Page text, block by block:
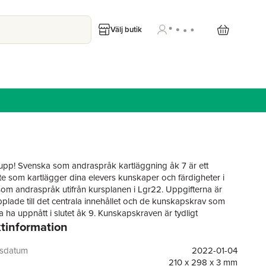
Välj butik
Svenska som andraspråk kartläggning åk 7 är ett
som kartlägger dina elevers kunskaper och färdigheter i
andraspråk utifrån kursplanen i Lgr22. Uppgifterna är
till det centrala innehållet och de kunskapskrav som
ha uppnått i slutet åk 9. Kunskapskraven är tydligt
på varje sida i anknytning till övningarna. Texterna och
kunskaper eleven har men sätter också fingret på vad de
vidare med. Tummen upp! Svenska som andraspråk
2022-01-04
210 x 298 x 3 mm